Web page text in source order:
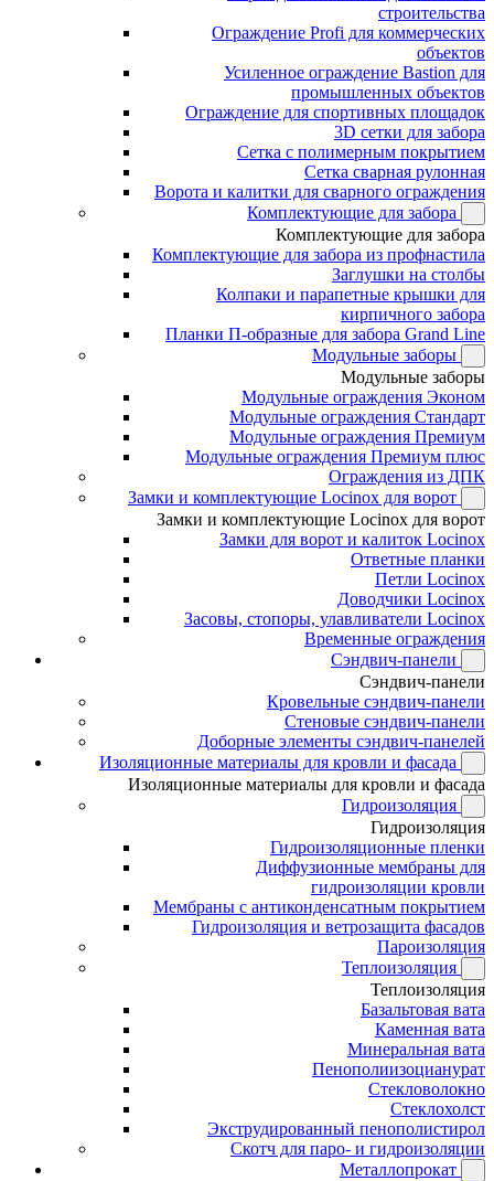
строительства
Ограждение Profi для коммерческих
объектов
Усиленное ограждение Bastion для
промышленных объектов
Ограждение для спортивных площадок
3D сетки для забора
Сетка с полимерным покрытием
Сетка сварная рулонная
Ворота и калитки для сварного ограждения
Комплектующие для забора
Комплектующие для забора
Комплектующие для забора из профнастила
Заглушки на столбы
Колпаки и парапетные крышки для
кирпичного забора
Планки П-образные для забора Grand Line
Модульные заборы
Модульные заборы
Модульные ограждения Эконом
Модульные ограждения Стандарт
Модульные ограждения Премиум
Модульные ограждения Премиум плюс
Ограждения из ДПК
Замки и комплектующие Locinox для ворот
Замки и комплектующие Locinox для ворот
Замки для ворот и калиток Locinox
Ответные планки
Петли Locinox
Доводчики Locinox
Засовы, стопоры, улавливатели Locinox
Временные ограждения
Сэндвич-панели
Сэндвич-панели
Кровельные сэндвич-панели
Стеновые сэндвич-панели
Доборные элементы сэндвич-панелей
Изоляционные материалы для кровли и фасада
Изоляционные материалы для кровли и фасада
Гидроизоляция
Гидроизоляция
Гидроизоляционные пленки
Диффузионные мембраны для
гидроизоляции кровли
Мембраны с антиконденсатным покрытием
Гидроизоляция и ветрозащита фасадов
Пароизоляция
Теплоизоляция
Теплоизоляция
Базальтовая вата
Каменная вата
Минеральная вата
Пенополиизоцианурат
Стекловолокно
Стеклохолст
Экструдированный пенополистирол
Скотч для паро- и гидроизоляции
Металлопрокат